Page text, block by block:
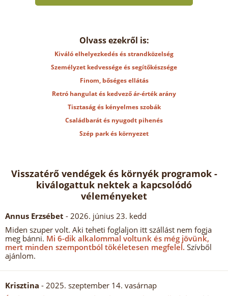
Olvass ezekről is:
Kiváló elhelyezkedés és strandközelség
Személyzet kedvessége és segítőkészsége
Finom, bőséges ellátás
Retró hangulat és kedvező ár-érték arány
Tisztaság és kényelmes szobák
Családbarát és nyugodt pihenés
Szép park és környezet
Visszatérő vendégek és környék programok -
kiválogattuk nektek a kapcsolódó
véleményeket
Annus Erzsébet - 2026. június 23. kedd
Miden szuper volt. Aki teheti foglaljon itt szállást nem fogja
meg bánni. Mi 6-dik alkalommal voltunk és még jövünk,
mert minden szempontból tökéletesen megfelel. Szívből
ajánlom.
Krisztina - 2025. szeptember 14. vasárnap